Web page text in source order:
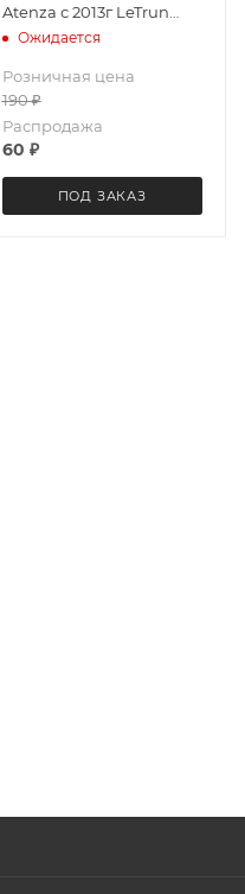
Atenza с 2013г LeTrun
3681Ожидается
Розничная цена
190₽
Распродажа
60 ₽
ПОД ЗАКАЗ